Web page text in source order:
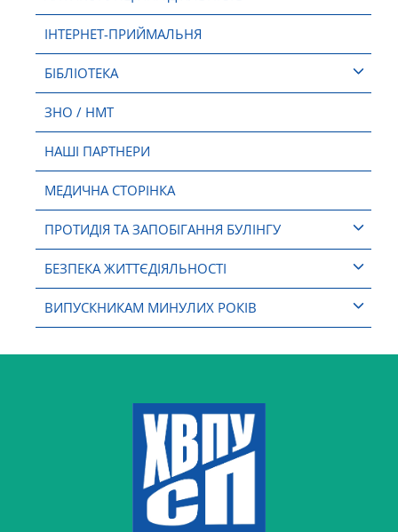
ІНТЕРНЕТ-ПРИЙМАЛЬНЯ
БІБЛІОТЕКА
ЗНО / НМТ
НАШІ ПАРТНЕРИ
МЕДИЧНА СТОРІНКА
ПРОТИДІЯ ТА ЗАПОБІГАННЯ БУЛІНГУ
БЕЗПЕКА ЖИТТЄДІЯЛЬНОСТІ
ВИПУСКНИКАМ МИНУЛИХ РОКІВ